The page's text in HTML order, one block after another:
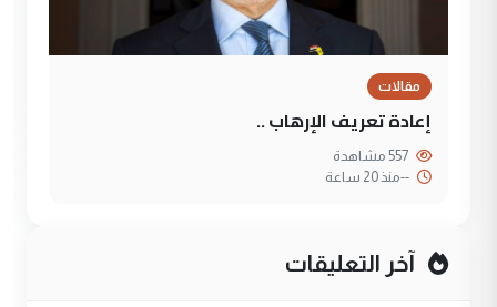
مقالات
إعادة تعريف الإرهاب ..
--منذ 20 ساعة
آخر التعليقات